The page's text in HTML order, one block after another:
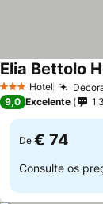
3 EstrelasHotel
Elia Bettolo
9,0 Excelente
De € 74
Consulte os